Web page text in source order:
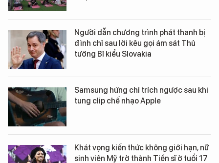
Người dẫn chương trình phát thanh bị
đình chỉ sau lời kêu gọi ám sát Thủ
tướng Bỉ kiểu Slovakia
Samsung hứng chỉ trích ngược sau khi
tung clip chế nhạo Apple
Khát vọng kiến thức không giới hạn, nữ
sinh viên Mỹ trở thành Tiến sĩ ở tuổi 17